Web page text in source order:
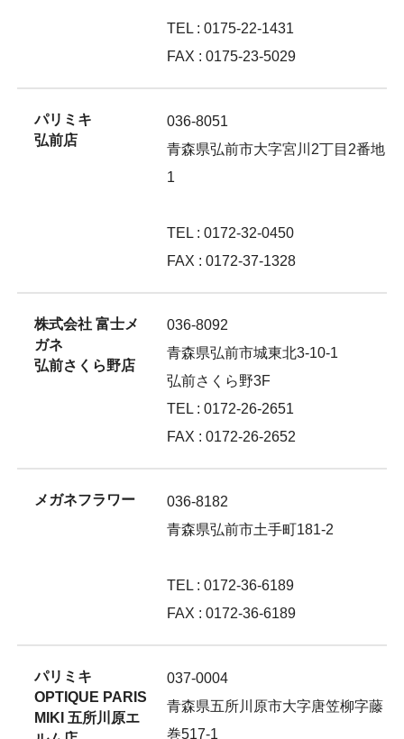
TEL : 0175-22-1431
FAX : 0175-23-5029
パリミキ
弘前店
036-8051
青森県弘前市大字宮川2丁目2番地
1
TEL : 0172-32-0450
FAX : 0172-37-1328
株式会社 富士メ
ガネ
弘前さくら野店
036-8092
青森県弘前市城東北3-10-1
弘前さくら野3F
TEL : 0172-26-2651
FAX : 0172-26-2652
メガネフラワー
036-8182
青森県弘前市土手町181-2
TEL : 0172-36-6189
FAX : 0172-36-6189
パリミキ
OPTIQUE PARIS
MIKI 五所川原エ
037-0004
青森県五所川原市大字唐笠柳字藤
巻517-1